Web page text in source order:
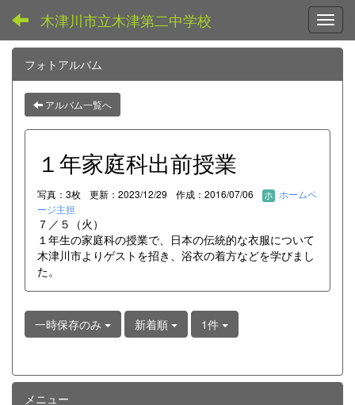
木津川市立木津第二中学校
フォトアルバム
アルバム一覧へ
１年家庭科出前授業
写真：3枚 更新：2023/12/29 作成：2016/07/06
ホームペ
ージ主担
７／５（火）
１年生の家庭科の授業で、日本の伝統的な衣服について
木津川市よりゲストを招き、浴衣の着方などを学びまし
た。
一時保存のみ 新着順 1件
メニュー